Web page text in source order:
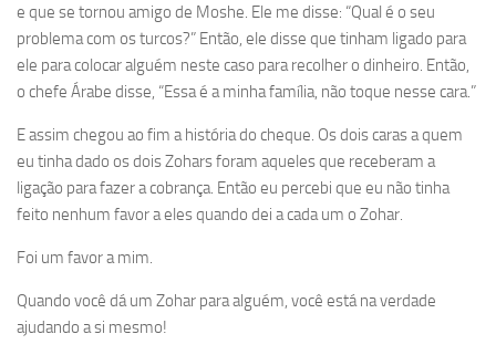
e que se tornou amigo de Moshe. Ele me disse: “Qual é o seu
problema com os turcos?” Então, ele disse que tinham ligado para
ele para colocar alguém neste caso para recolher o dinheiro. Então,
o chefe Árabe disse, “Essa é a minha família, não toque nesse cara.”
E assim chegou ao fim a história do cheque. Os dois caras a quem
eu tinha dado os dois Zohars foram aqueles que receberam a
ligação para fazer a cobrança. Então eu percebi que eu não tinha
feito nenhum favor a eles quando dei a cada um o Zohar.
Foi um favor a mim.
Quando você dá um Zohar para alguém, você está na verdade
ajudando a si mesmo!